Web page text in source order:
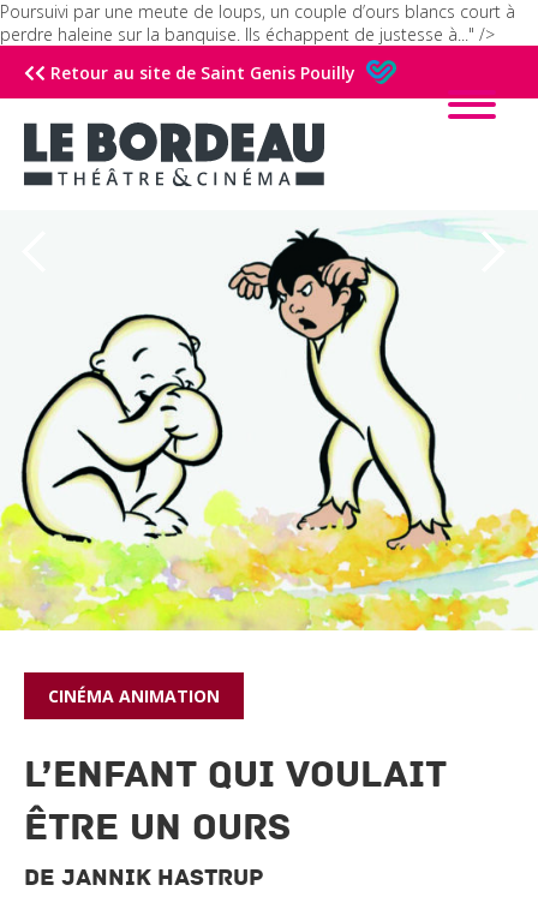
Poursuivi par une meute de loups, un couple d’ours blancs court à
perdre haleine sur la banquise. Ils échappent de justesse à..." />
Retour au site de Saint Genis Pouilly
CINÉMA ANIMATION
L’ENFANT QUI VOULAIT
ÊTRE UN OURS
De Jannik Hastrup